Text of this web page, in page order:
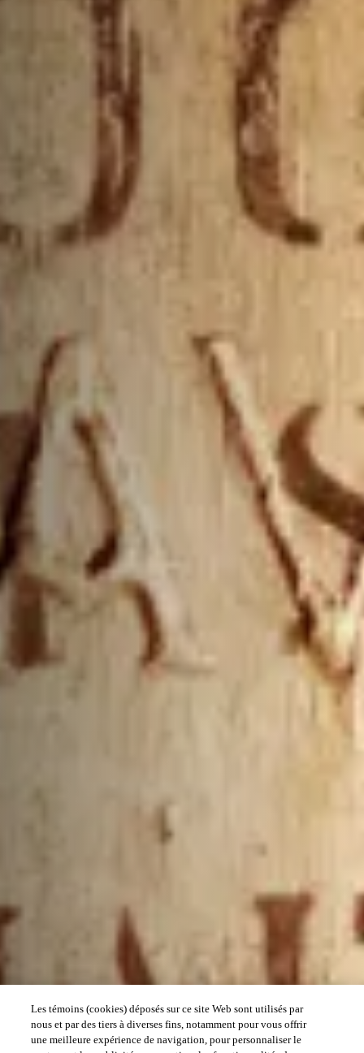
Les témoins (cookies) déposés sur ce site Web sont utilisés par
nous et par des tiers à diverses fins, notamment pour vous offrir
une meilleure expérience de navigation, pour personnaliser le